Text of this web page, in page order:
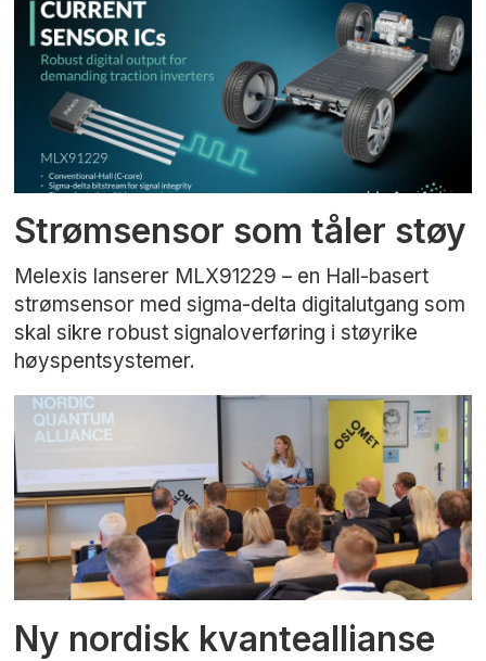
Strømsensor som tåler støy
Melexis lanserer MLX91229 – en Hall-basert
strømsensor med sigma-delta digitalutgang som
skal sikre robust signaloverføring i støyrike
høyspentsystemer.
Ny nordisk kvanteallianse